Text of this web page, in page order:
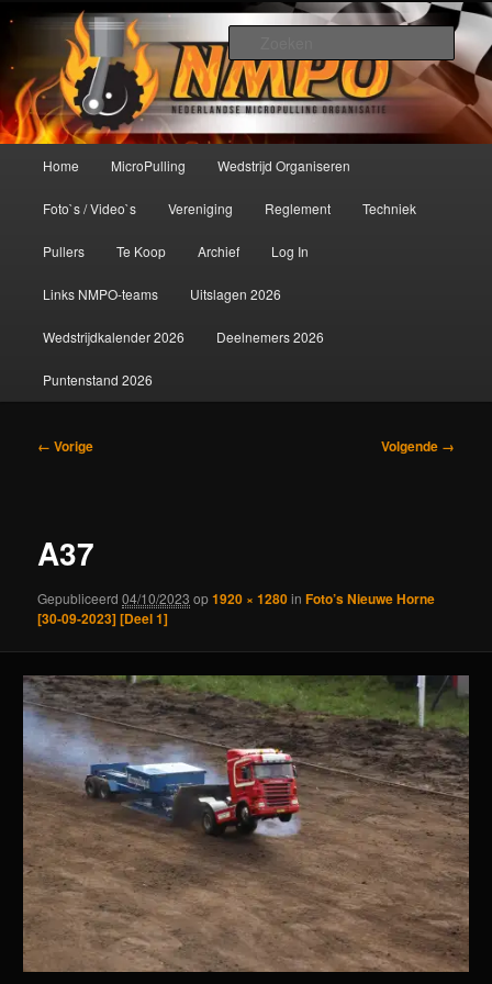
primaire
inhoudNederlandse MicroPulling
Organisatie
De meest krachtige modelbouwsport ter wereld!
Home MicroPulling Wedstrijd Organiseren
Foto`s / Video`s Vereniging Reglement Techniek
Pullers Te Koop Archief Log In
Links NMPO-teams Uitslagen 2026
Wedstrijdkalender 2026 Deelnemers 2026
Puntenstand 2026
Afbeeldingsnavigatie
← Vorige Volgende →
A37
Gepubliceerd04/10/2023 op1920 × 1280inFoto’s Nieuwe Horne
[30-09-2023] [Deel 1]